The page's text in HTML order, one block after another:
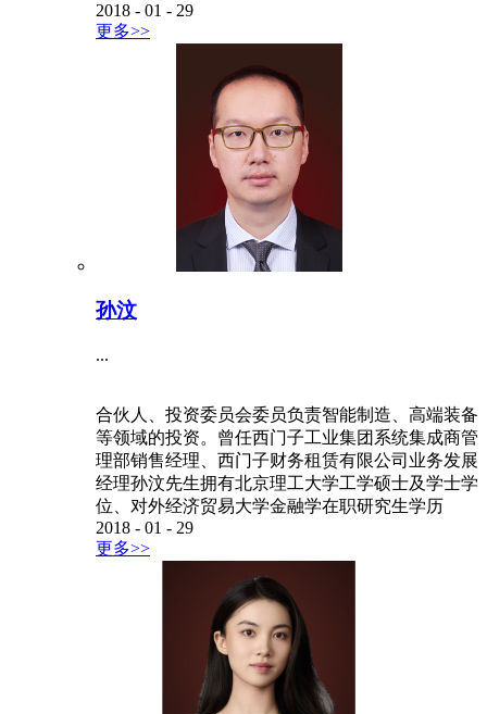
2018 - 01 - 29
更多>>
孙汶
...
合伙人、投资委员会委员负责智能制造、高端装备
等领域的投资。曾任西门子工业集团系统集成商管
理部销售经理、西门子财务租赁有限公司业务发展
经理孙汶先生拥有北京理工大学工学硕士及学士学
位、对外经济贸易大学金融学在职研究生学历
2018 - 01 - 29
更多>>